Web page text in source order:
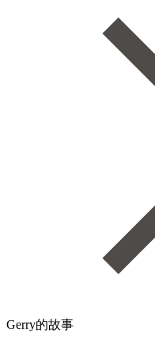
Gerry的故事